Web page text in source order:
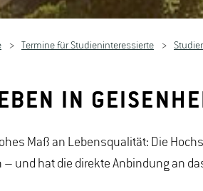
Termine für Studieninteressierte
IN
Maß an Lebensqualität: Die
und hat die direkte Anbindung an